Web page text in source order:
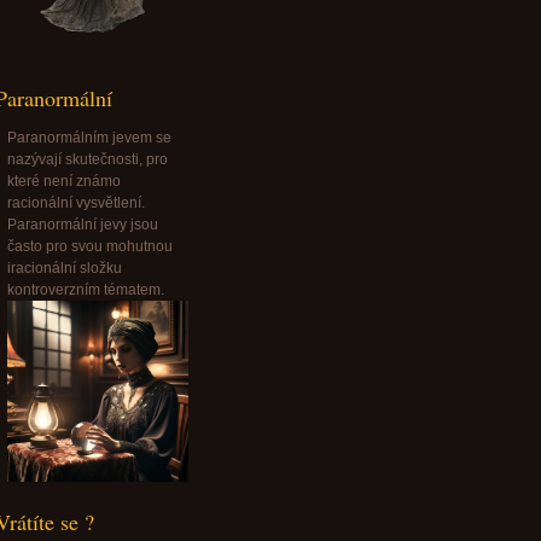
Paranormálním jevem se
nazývají skutečnosti, pro
které není známo
racionální vysvětlení.
Paranormální jevy jsou
často pro svou mohutnou
iracionální složku
kontroverzním tématem.
se ?